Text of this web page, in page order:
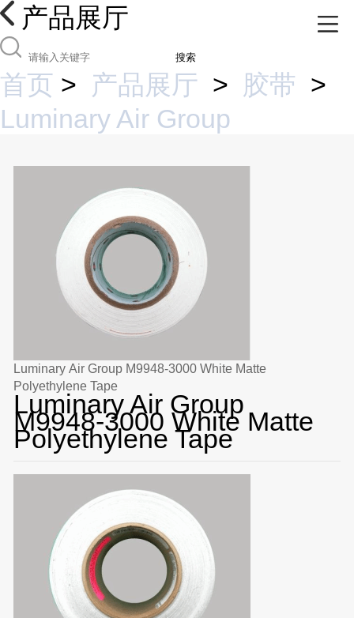
产品展厅
搜索
首页 > 产品展厅 > 胶带 >
Luminary Air Group
Luminary Air Group M9948-3000 White Matte
Polyethylene Tape
Luminary Air Group
M9948-3000 White Matte
Polyethylene Tape